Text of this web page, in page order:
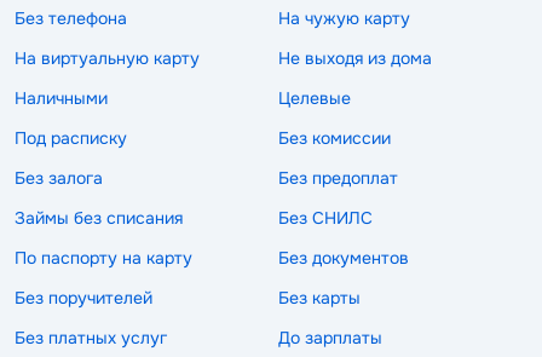
Без телефона
На чужую карту
На виртуальную карту
Не выходя из дома
Наличными
Целевые
Под расписку
Без комиссии
Без залога
Без предоплат
Займы без списания
Без СНИЛС
По паспорту на карту
Без документов
Без поручителей
Без карты
Без платных услуг
До зарплаты